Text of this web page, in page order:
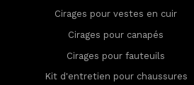
Cirages pour vestes en cuir
Cirages pour canapés
Cirages pour fauteuils
Kit d'entretien pour chaussures